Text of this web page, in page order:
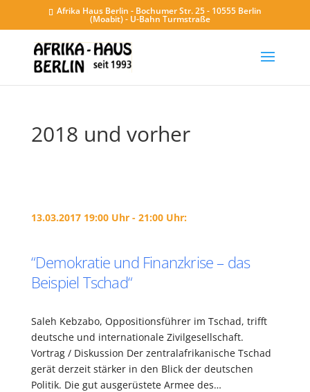
Afrika Haus Berlin - Bochumer Str. 25 - 10555 Berlin
(Moabit) - U-Bahn Turmstraße
2018 und vorher
13.03.2017 19:00 Uhr - 21:00 Uhr:
“Demokratie und Finanzkrise – das
Beispiel Tschad“
Saleh Kebzabo, Oppositionsführer im Tschad, trifft
deutsche und internationale Zivilgesellschaft.
Vortrag / Diskussion Der zentralafrikanische Tschad
gerät derzeit stärker in den Blick der deutschen
Politik. Die gut ausgerüstete Armee des…